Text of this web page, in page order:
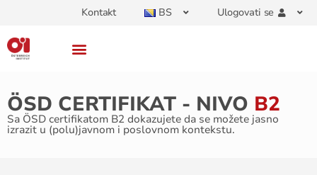
Kontakt BS Ulogovati se
ÖSD CERTIFIKAT - NIVO B2
Sa ÖSD certifikatom B2 dokazujete da se možete jasno
izrazit u (polu)javnom i poslovnom kontekstu.